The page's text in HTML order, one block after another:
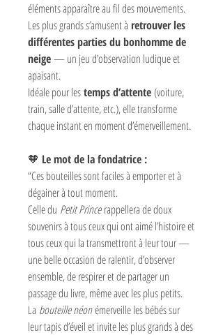
éléments apparaître au fil des mouvements.
Les plus grands s’amusent à retrouver les
différentes parties du bonhomme de
neige— un jeu d’observation ludique et
apaisant.
Idéale pour lestemps d’attente(voiture,
train, salle d’attente, etc.), elle transforme
chaque instant en moment d’émerveillement.
🧡 Le mot de la fondatrice :
“Ces bouteilles sont faciles à emporter et à
dégainer à tout moment.
Celle du Petit Princerappellera de doux
souvenirs à tous ceux qui ont aimé l’histoire et
tous ceux qui la transmettront à leur tour —
une belle occasion de ralentir, d’observer
ensemble, de respirer et de partager un
passage du livre, même avec les plus petits.
La bouteille néonémerveille les bébés sur
leur tapis d’éveil et invite les plus grands à des